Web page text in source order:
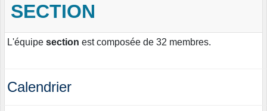
SECTION
L'équipe section est composée de 32 membres.
Calendrier